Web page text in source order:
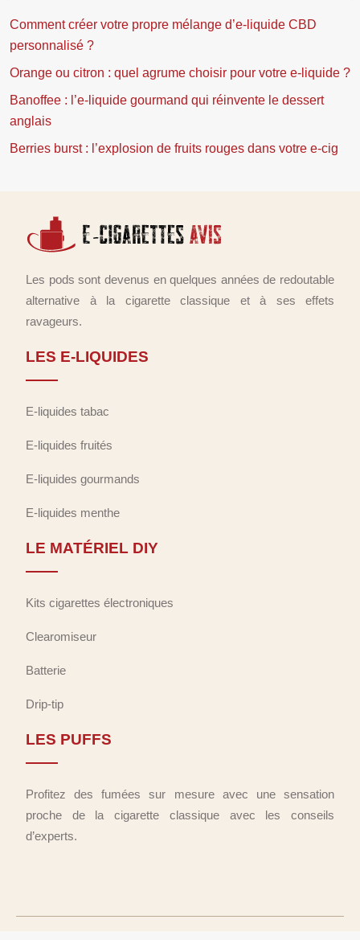
Comment créer votre propre mélange d’e-liquide CBD
personnalisé ?
Orange ou citron : quel agrume choisir pour votre e-liquide ?
Banoffee : l’e-liquide gourmand qui réinvente le dessert
anglais
Berries burst : l’explosion de fruits rouges dans votre e-cig
Les pods sont devenus en quelques années de redoutable
alternative à la cigarette classique et à ses effets
ravageurs.
LES E-LIQUIDES
E-liquides tabac
E-liquides fruités
E-liquides gourmands
E-liquides menthe
LE MATÉRIEL DIY
Kits cigarettes électroniques
Clearomiseur
Batterie
Drip-tip
LES PUFFS
Profitez des fumées sur mesure avec une sensation
proche de la cigarette classique avec les conseils
d’experts.